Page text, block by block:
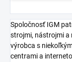
Spoločnosť IGM
strojmi, nástrojmi a
výrobca s
centrami a